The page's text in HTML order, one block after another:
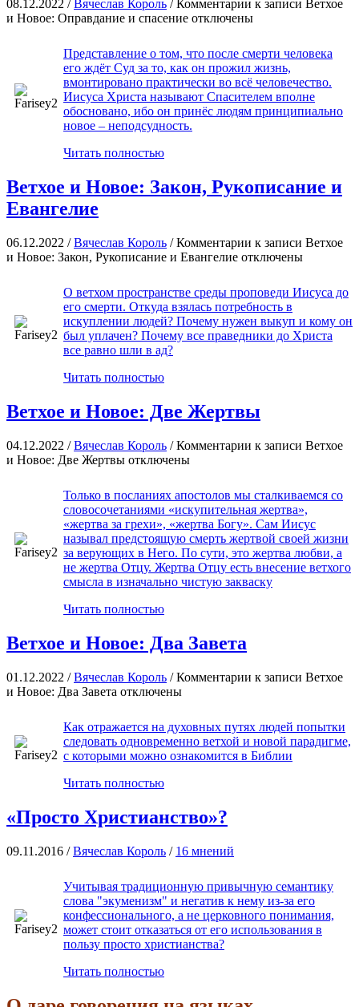
08.12.2022 /Вячеслав Король /Комментарии к записи Ветхое
и Новое: Оправдание и спасение отключены
Представление о том, что после смерти человека
его ждёт Суд за то, как он прожил жизнь,
вмонтировано практически во всё человечество.
Иисуса Христа называют Спасителем вполне
обосновано, ибо он принёс людям принципиально
новое – неподсудность.
Читать полностью
Ветхое и Новое: Закон, Рукописание и
Евангелие
06.12.2022 /Вячеслав Король /Комментарии к записи Ветхое
и Новое: Закон, Рукописание и Евангелие отключены
О ветхом пространстве среды проповеди Иисуса до
его смерти. Откуда взялась потребность в
искуплении людей? Почему нужен выкуп и кому он
был уплачен? Почему все праведники до Христа
все равно шли в ад?
Читать полностью
Ветхое и Новое: Две Жертвы
04.12.2022 /Вячеслав Король /Комментарии к записи Ветхое
и Новое: Две Жертвы отключены
Только в посланиях апостолов мы сталкиваемся со
словосочетаниями «искупительная жертва»,
«жертва за грехи», «жертва Богу». Сам Иисус
называл предстоящую смерть жертвой своей жизни
за верующих в Него. По сути, это жертва любви, а
не жертва Отцу. Жертва Отцу есть внесение ветхого
смысла в изначально чистую закваску
Читать полностью
Ветхое и Новое: Два Завета
01.12.2022 /Вячеслав Король /Комментарии к записи Ветхое
и Новое: Два Завета отключены
Как отражается на духовных путях людей попытки
следовать одновременно ветхой и новой парадигме,
с которыми можно ознакомится в Библии
Читать полностью
«Просто Христианство»?
09.11.2016 /Вячеслав Король / 16 мнений
Учитывая традиционную привычную семантику
слова "экуменизм" и негатив к нему из-за его
конфессионального, а не церковного понимания,
может стоит отказаться от его использования в
пользу просто христианства?
Читать полностью